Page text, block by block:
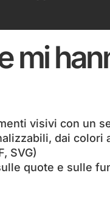
mi
visivi con un
dai colori
SVG)
quote e sulle